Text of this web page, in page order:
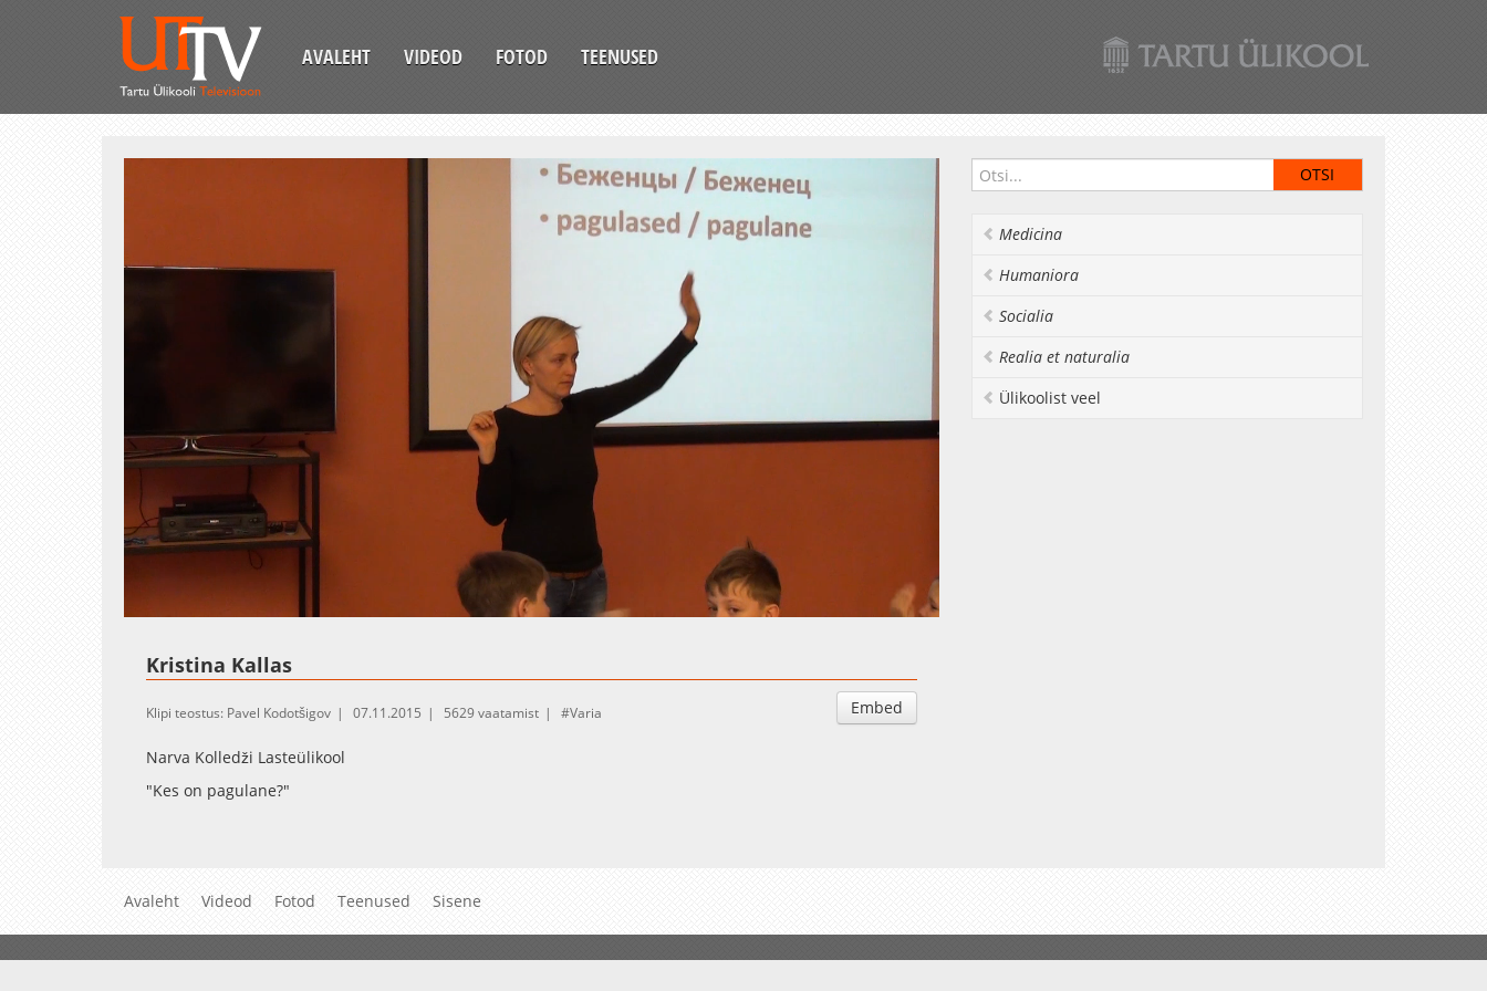
AVALEHT VIDEOD FOTOD TEENUSED
Kristina Kallas
Embed
Klipi teostus: Pavel Kodotšigov 07.11.2015 5629 vaatamist Varia
Narva Kolledži Lasteülikool
"Kes on pagulane?"
Medicina
Humaniora
Socialia
Realia et naturalia
Ülikoolist veel
Avaleht Videod Fotod Teenused Sisene